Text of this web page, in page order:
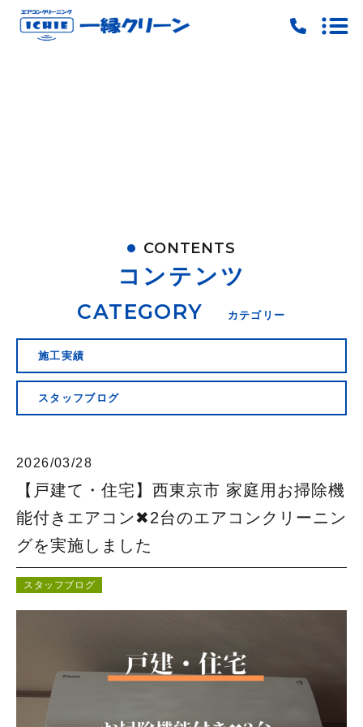
ピックアップ
キャンペーン
施工実績
会社概要
CONTENTS
コンテンツ
2026/03/28
【戸建て・住宅】西東京市 家庭用お掃除機
能付きエアコン✖︎2台のエアコンクリーニン
グを実施しました
スタッフブログ
CATEGORY カテゴリー
施工実績
スタッフブログ